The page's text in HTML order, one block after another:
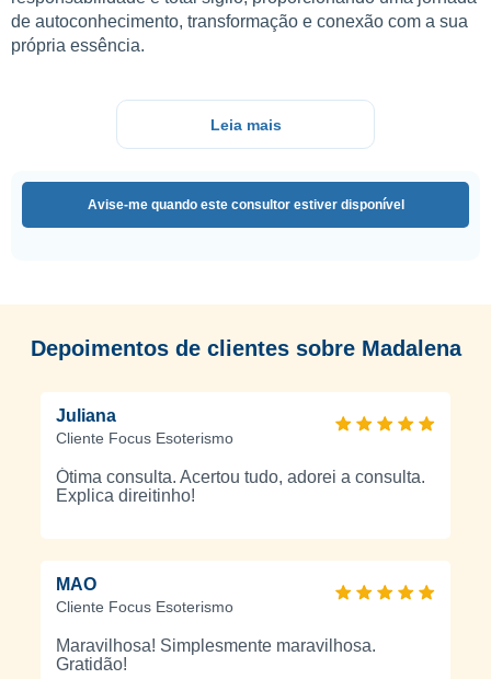
de autoconhecimento, transformação e conexão com a sua
própria essência.
Leia mais
Avise-me quando este consultor estiver disponível
Depoimentos de clientes sobre Madalena
Juliana
Cliente Focus Esoterismo
Ótima consulta. Acertou tudo, adorei a consulta.
Explica direitinho!
MAO
Cliente Focus Esoterismo
Maravilhosa! Simplesmente maravilhosa.
Gratidão!